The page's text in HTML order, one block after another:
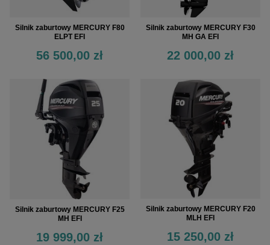
Silnik zaburtowy MERCURY F80
ELPT EFI
56 500,00 zł
Silnik zaburtowy MERCURY F30
MH GA EFI
22 000,00 zł
Silnik zaburtowy MERCURY F25
MH EFI
19 999,00 zł
Silnik zaburtowy MERCURY F20
MLH EFI
15 250,00 zł